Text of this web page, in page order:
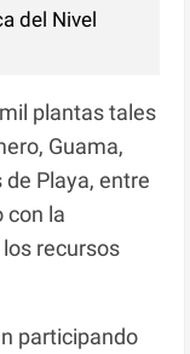
del Nivel
plantas tales
Guama,
de Playa, entre
con la
recursos
participando